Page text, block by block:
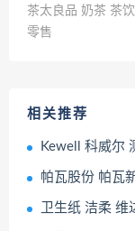
茶太良品 奶茶 茶
零售
相关推荐
Kewell 科威尔
帕瓦股份 帕瓦
卫生纸 洁柔